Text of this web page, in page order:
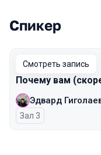
Спикер
Смотреть запись
Почему вам
Эдвард
Зал 3